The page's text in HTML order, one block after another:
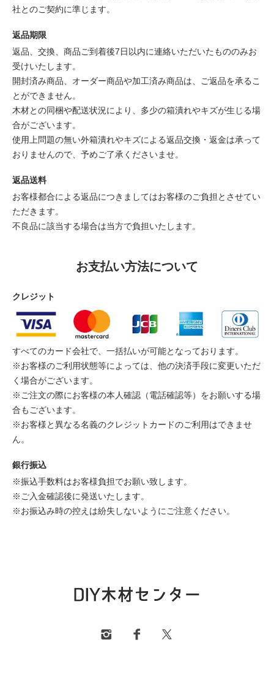
社とのご契約に準じます。
返品期限
返品、交換、商品ご到着後7日以内に連絡いただいたもののみお
受けいたします。
開封済み商品、オーダー商品や加工済み商品は、ご返品を承るこ
とができません。
木材との同梱や配送状況により、多少の箱潰れやキズが生じる場
合がございます。
使用上問題の無い外箱潰れやキズによる返品交換・返金は承って
おりませんので、予めご了承くださいませ。
返品送料
お客様都合による返品につきましてはお客様のご負担とさせてい
ただきます。
不良品に該当する場合は当方で負担いたします。
お支払い方法について
クレジット
すべてのカード会社で、一括払いが可能となっております。
※お客様のご利用状態等によっては、他の決済手段に変更いただ
く場合がございます。
※ご注文の際にお客様の本人確認（電話確認等）をお願いする場
合もございます。
※お客様と異なる名義のクレジットカードのご利用はできませ
ん。
銀行振込
※振込手数料はお客様負担でお願い致します。
※ご入金確認後に発送いたします。
※お振込み時の控えは紛失しないようにご注意ください。